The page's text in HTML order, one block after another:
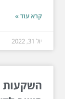
קרא עוד »
יול 31, 2022
השקעות